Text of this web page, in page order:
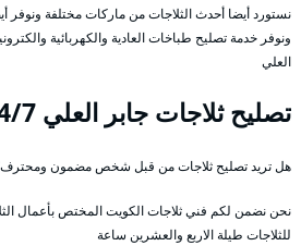
نستورد أيضا أحدث الثلاجات من ماركات مختلفة ونوفر
ونوفر خدمة تصليح طباخات العادية والكهربائية
العلي
تصليح ثلاجات جابر العلي 24/7
هل تريد تصليح ثلاجات من قبل شخص مضمون
نحن نضمن لكم فني ثلاجات الكويت المختص بأعمال
للثلاجات طيلة الاربع والعشرين ساعة